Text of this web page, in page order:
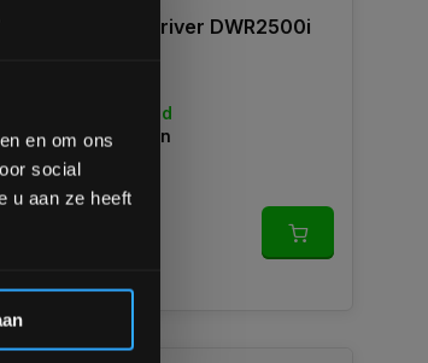
en om ons
social
u aan ze heeft
Flow Fitness Driver DWR2500i
Ruim op voorraad
1 tot 3 werkdagen